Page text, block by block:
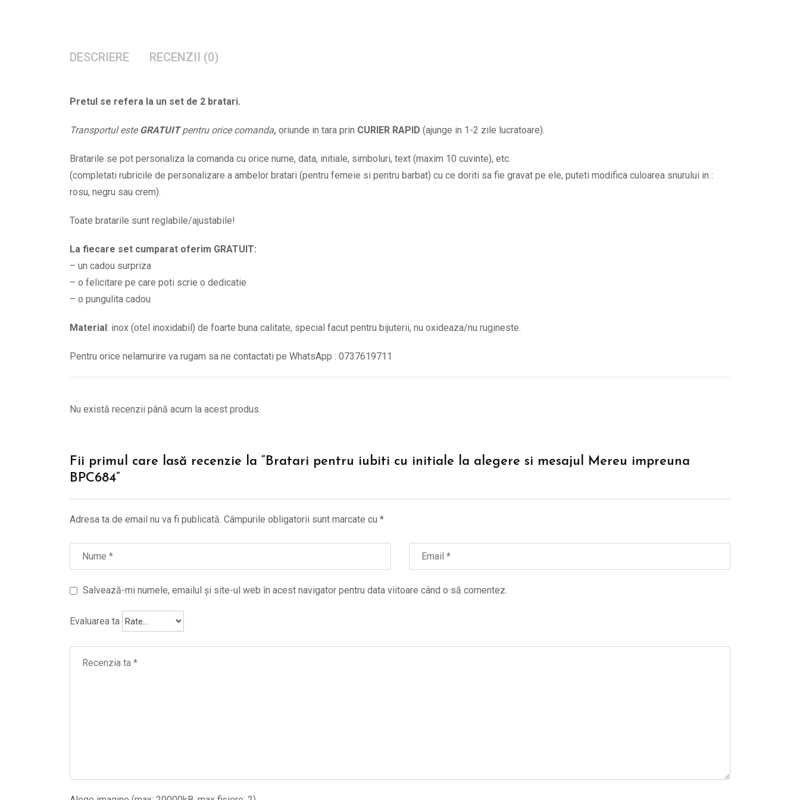
impreuna
BPC684
quantity
DESCRIERE RECENZII (0)
Pretul se refera la un set de 2 bratari.
Transportul esteGRATUITpentru orice comanda, oriunde in tara prin CURIER RAPID (ajunge in 1-2 zile lucratoare).
Bratarile se pot personaliza la comanda cu orice nume, data, initiale, simboluri, text (maxim 10 cuvinte), etc.
(completati rubricile de personalizare a ambelor bratari (pentru femeie si pentru barbat) cu ce doriti sa fie gravat pe ele, puteti modifica culoarea snurului in :
rosu, negru sau crem).
Toate bratarile sunt reglabile/ajustabile!
La fiecare set cumparat oferim GRATUIT:
– un cadou surpriza
– o felicitare pe care poti scrie o dedicatie
– o pungulita cadou
Material : inox (otel inoxidabil) de foarte buna calitate, special facut pentru bijuterii, nu oxideaza/nu rugineste.
Pentru orice nelamurire va rugam sa ne contactati pe WhatsApp : 0737619711
Nu există recenzii până acum la acest produs.
Fii primul care lasă recenzie la “Bratari pentru iubiti cu initiale la alegere si mesajul Mereu impreuna
BPC684”
Adresa ta de email nu va fi publicată. Câmpurile obligatorii sunt marcate cu *
Salvează-mi numele, emailul și site-ul web în acest navigator pentru data viitoare când o să comentez.
Evaluarea ta